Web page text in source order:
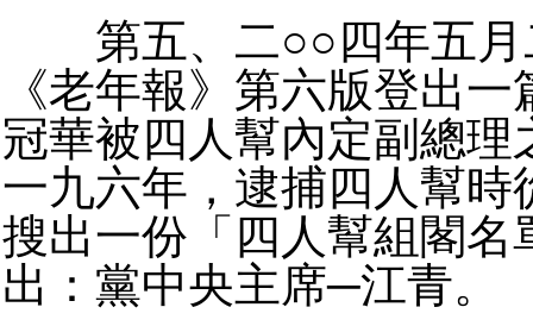
第五、二○○四年五月
《老年報》第六版登出
冠華被四人幫內定副總理
一九六年，逮捕四人幫時
搜出一份「四人幫組閣名
出：黨中央主席─江青。